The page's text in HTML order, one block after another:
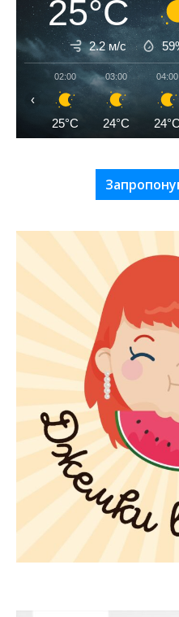
25°C
2.2 м/с
02:00
25°C
03:00
24°C
04:00
24°C
‹